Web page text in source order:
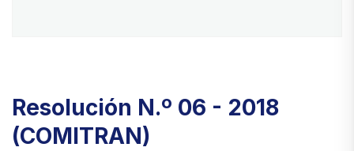
Resolución N.º 06 - 2018
(COMITRAN)